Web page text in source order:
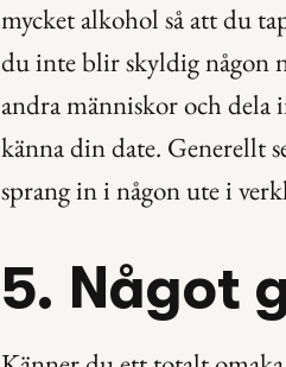
mycket alkohol så att du
du inte blir skyldig någon
andra människor och
känna din date. Generellt
sprang in i någon ute i
5. Något